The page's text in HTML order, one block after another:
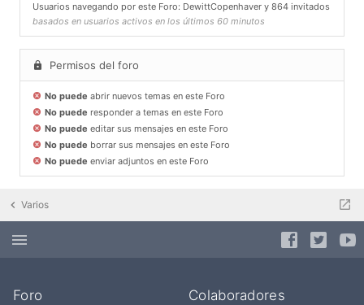
Usuarios navegando por este Foro: DewittCopenhaver y 864 invitados
basados en usuarios activos en los últimos 60 minutos
Permisos del foro
No puede abrir nuevos temas en este Foro
No puede responder a temas en este Foro
No puede editar sus mensajes en este Foro
No puede borrar sus mensajes en este Foro
No puede enviar adjuntos en este Foro
Varios
Foro Colaboradores